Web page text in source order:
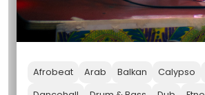
Afrobeat Arab Balkan Calypso